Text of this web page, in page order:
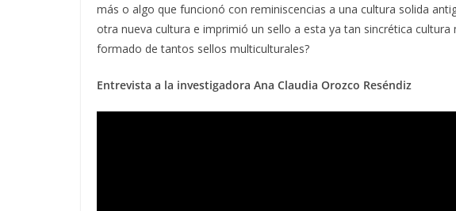
más o algo que funcionó con reminiscencias a una cultura solida
otra nueva cultura e imprimió un sello a esta ya tan sincrética cultura
formado de tantos sellos multiculturales?
Entrevista a la investigadora Ana Claudia Orozco Reséndiz